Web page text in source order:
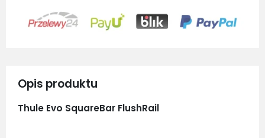
Opis produktu
Thule Evo SquareBar FlushRail